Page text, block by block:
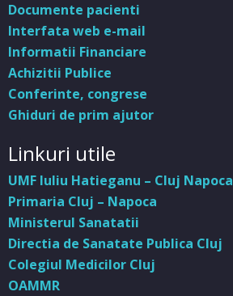
Documente pacienti
Interfata web e-mail
Informatii Financiare
Achizitii Publice
Conferinte, congrese
Ghiduri de prim ajutor
Linkuri utile
UMF Iuliu Hatieganu – Cluj Napoca
Primaria Cluj – Napoca
Ministerul Sanatatii
Directia de Sanatate Publica Cluj
Colegiul Medicilor Cluj
OAMMR